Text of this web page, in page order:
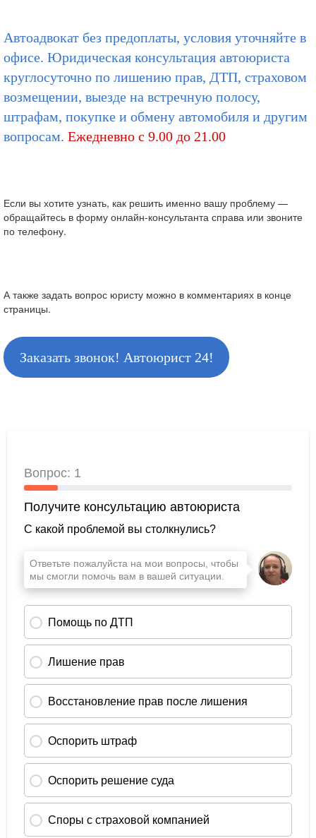
Автоадвокат без предоплаты, условия уточняйте в
офисе. Юридическая консультация автоюриста
круглосуточно по лишению прав, ДТП, страховом
возмещении, выезде на встречную полосу,
штрафам, покупке и обмену автомобиля и другим
вопросам. Ежедневно с 9.00 до 21.00
Если вы хотите узнать, как решить именно вашу проблему —
обращайтесь в форму онлайн-консультанта справа или звоните
по телефону.
А также задать вопрос юристу можно в комментариях в конце
страницы.
Заказать звонок! Автоюрист 24!